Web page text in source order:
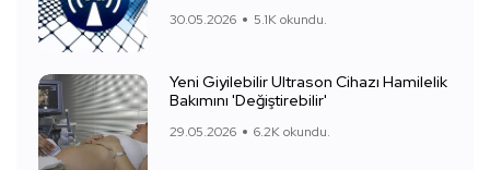
30.05.2026 5.1K okundu.
Yeni Giyilebilir Ultrason Cihazı Hamilelik
Bakımını 'Değiştirebilir'
29.05.2026 6.2K okundu.